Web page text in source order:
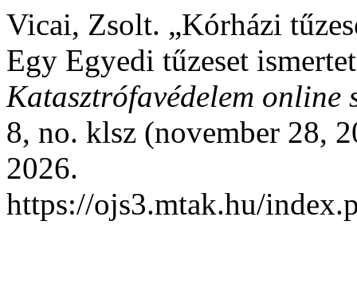
Vicai, Zsolt. „Kórházi
Egy Egyedi tűzeset
Katasztrófavédelem online
8, no. klsz (november 28,
2026.
https://ojs3.mtak.hu/